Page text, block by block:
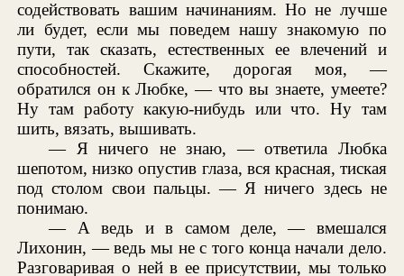
содействовать вашим начинаниям. Но не лучше
ли будет, если мы поведем нашу знакомую по
пути, так сказать, естественных ее влечений и
способностей. Скажите, дорогая моя, —
обратился он к Любке, — что вы знаете, умеете?
Ну там работу какую-нибудь или что. Ну там
шить, вязать, вышивать.
— Я ничего не знаю, — ответила Любка
шепотом, низко опустив глаза, вся красная, тиская
под столом свои пальцы. — Я ничего здесь не
понимаю.
— А ведь и в самом деле, — вмешался
Лихонин, — ведь мы не с того конца начали дело.
Разговаривая о ней в ее присутствии, мы только